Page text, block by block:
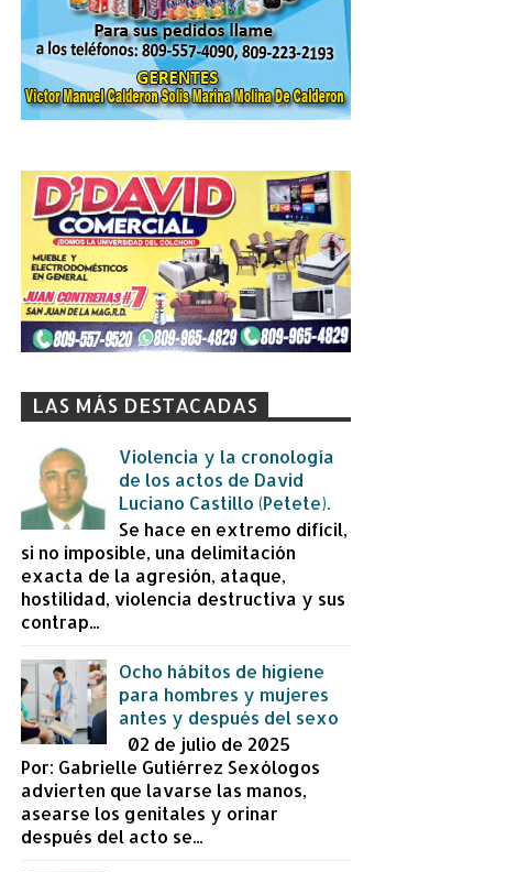
LAS MÁS DESTACADAS
Violencia y la cronología
de los actos de David
Luciano Castillo (Petete).
Se hace en extremo difícil,
si no imposible, una delimitación
exacta de la agresión, ataque,
hostilidad, violencia destructiva y sus
contrap...
Ocho hábitos de higiene
para hombres y mujeres
antes y después del sexo
02 de julio de 2025
Por: Gabrielle Gutiérrez Sexólogos
advierten que lavarse las manos,
asearse los genitales y orinar
después del acto se...